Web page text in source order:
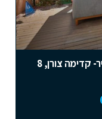
בית נדיר למכירה בשכונת רמת אמיר- קדימה צורן, 8